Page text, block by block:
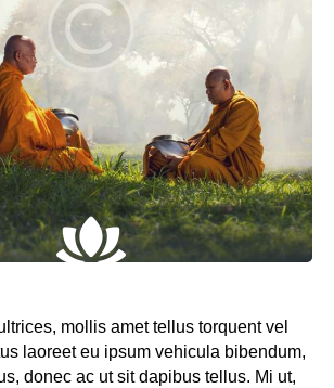
mollis amet tellus torquent vel
laoreet eu ipsum vehicula bibendum,
donec ac ut sit dapibus tellus. Mi ut,